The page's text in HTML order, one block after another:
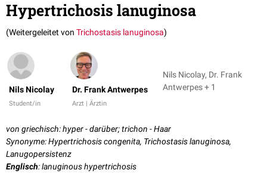
Hypertrichosis lanuginosa
(Weitergeleitet von Trichostasis lanuginosa)
Nils Nicolay
Student/in
Dr. Frank Antwerpes
Arzt | Ärztin
Nils Nicolay, Dr. Frank
Antwerpes + 1
von griechisch: hyper - darüber; trichon - Haar
Synonyme: Hypertrichosis congenita, Trichostasis lanuginosa,
Lanugopersistenz
Englisch: lanuginous hypertrichosis